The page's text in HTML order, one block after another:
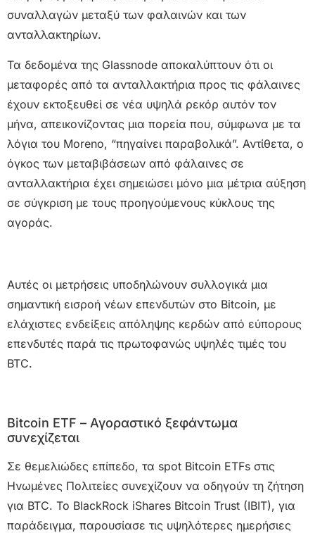
συναλλαγών μεταξύ των φαλαινών και των
ανταλλακτηρίων.
Τα δεδομένα της Glassnode αποκαλύπτουν ότι οι
μεταφορές από τα ανταλλακτήρια προς τις φάλαινες
έχουν εκτοξευθεί σε νέα υψηλά ρεκόρ αυτόν τον
μήνα, απεικονίζοντας μια πορεία που, σύμφωνα με τα
λόγια του Moreno, “πηγαίνει παραβολικά”. Αντίθετα, ο
όγκος των μεταβιβάσεων από φάλαινες σε
ανταλλακτήρια έχει σημειώσει μόνο μια μέτρια αύξηση
σε σύγκριση με τους προηγούμενους κύκλους της
αγοράς.
Αυτές οι μετρήσεις υποδηλώνουν συλλογικά μια
σημαντική εισροή νέων επενδυτών στο Bitcoin, με
ελάχιστες ενδείξεις απόληψης κερδών από εύπορους
επενδυτές παρά τις πρωτοφανώς υψηλές τιμές του
BTC.
Bitcoin ETF – Αγοραστικό ξεφάντωμα
συνεχίζεται
Σε θεμελιώδες επίπεδο, τα spot Bitcoin ETFs στις
Ηνωμένες Πολιτείες συνεχίζουν να οδηγούν τη ζήτηση
για BTC. Το BlackRock iShares Bitcoin Trust (IBIT), για
παράδειγμα, παρουσίασε τις υψηλότερες ημερήσιες